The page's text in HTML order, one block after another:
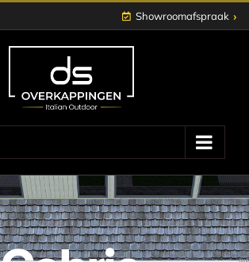
Showroomafspraak ›